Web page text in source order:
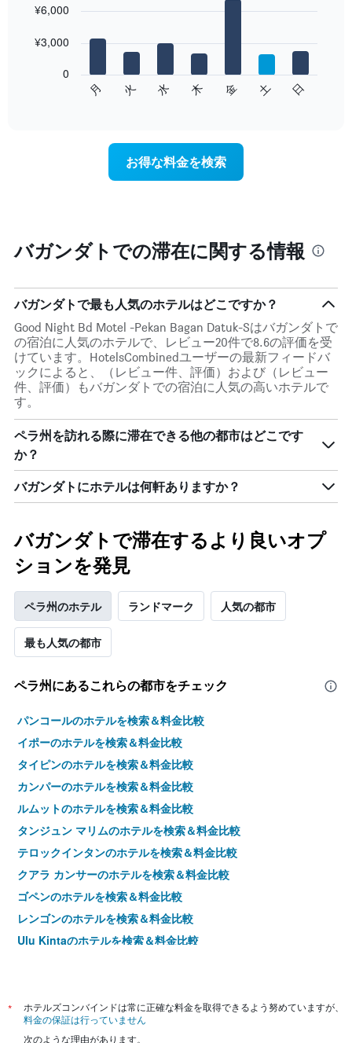
chart
bars.
の
客
の
平
料
金
を
表
し
て
い
ま
す
の
X
本
曜
を
表
し
て
い
す。
の
軸
1​
は、
客
室
の
平
均
料
金
を
表
し
す
graphic.
月 火 水 木 金 土 日
0
¥3,000
¥6,000
お得な料金を検索
バガンダトでの滞在に関する情報
バガンダトで最も人気のホテルはどこですか？
Good Night Bd Motel -Pekan Bagan Datuk-Sはバガンダトで
の宿泊に人気のホテルで、レビュー20件で8.6の評価を受
けています。HotelsCombinedユーザーの最新フィードバ
ックによると、（レビュー件、評価）および（レビュー
件、評価）もバガンダトでの宿泊に人気の高いホテルで
す。
ペラ州を訪れる際に滞在できる他の都市はどこです
か？
バガンダトにホテルは何軒ありますか？
バガンダトで滞在するより良いオプ
ションを発見
ペラ州のホテル ランドマーク 人気の都市
最も人気の都市
ペラ州​にあるこれらの都市をチェック
パンコールのホテルを検索＆料金比較
イポーのホテルを検索＆料金比較
タイピンのホテルを検索＆料金比較
カンパーのホテルを検索＆料金比較
ルムットのホテルを検索＆料金比較
タンジュン マリムのホテルを検索＆料金比較
テロックインタンのホテルを検索＆料金比較
クアラ カンサーのホテルを検索＆料金比較
ゴペンのホテルを検索＆料金比較
レンゴンのホテルを検索＆料金比較
Ulu Kintaのホテルを検索＆料金比較
スンカイのホテルを検索＆料金比較
カムンティンのホテルを検索＆料金比較
*
ホテルズコンバインドは常に正確な料金を取得できるよう努めていますが、
料金の保証は行っていません
次のような理由があります。